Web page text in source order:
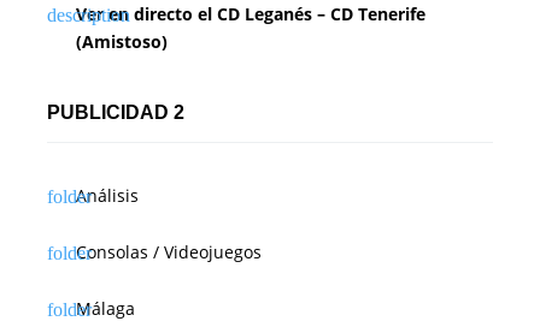
n
a
s
Ver en directo el CD Leganés – CD Tenerife
(Amistoso)
PUBLICIDAD 2
Análisis
Consolas / Videojuegos
Málaga